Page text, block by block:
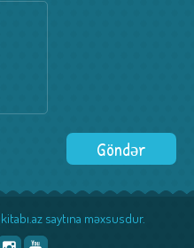
saytına məxsusdur.